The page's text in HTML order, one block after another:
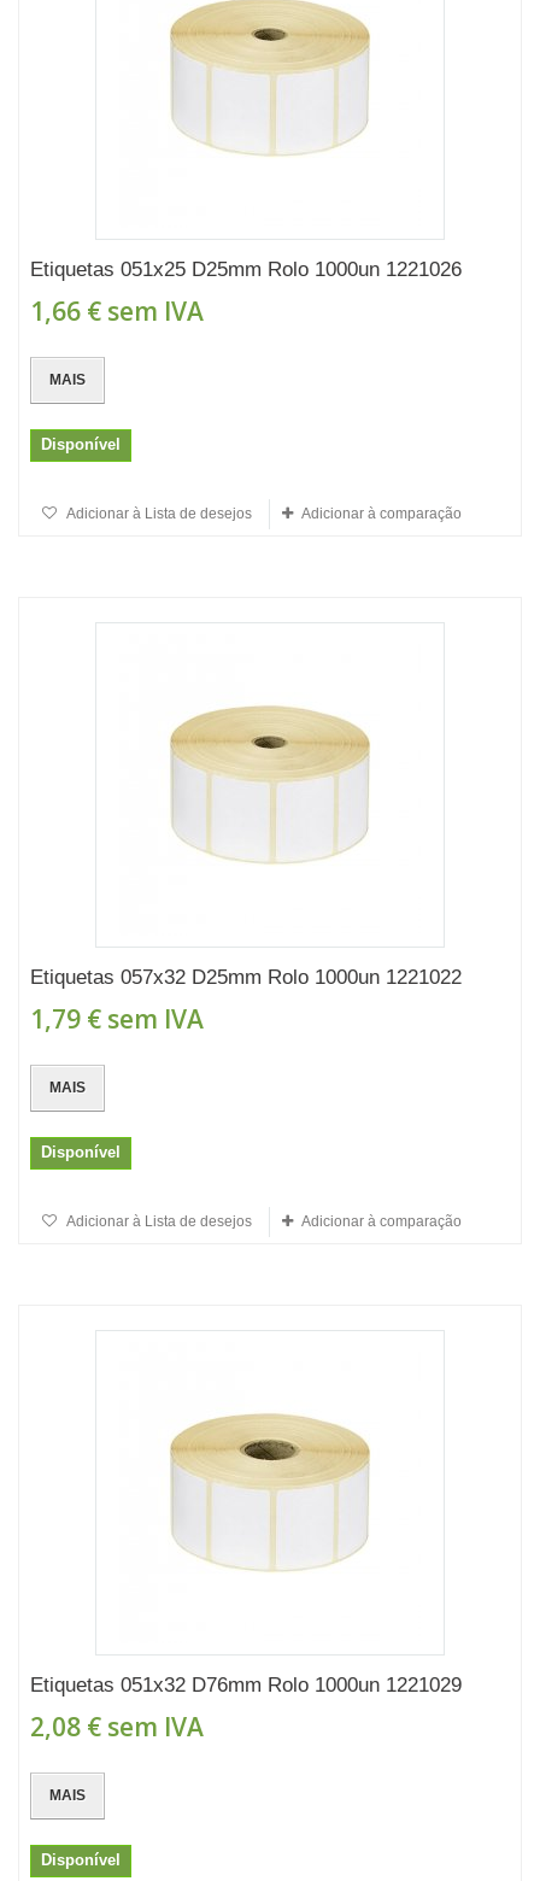
Etiquetas 051x25 D25mm Rolo 1000un 1221026
1,66 € sem IVA
MAIS
Disponível
Adicionar à Lista de desejos Adicionar à comparação
Etiquetas 057x32 D25mm Rolo 1000un 1221022
1,79 € sem IVA
MAIS
Disponível
Adicionar à Lista de desejos Adicionar à comparação
Etiquetas 051x32 D76mm Rolo 1000un 1221029
2,08 € sem IVA
MAIS
Disponível